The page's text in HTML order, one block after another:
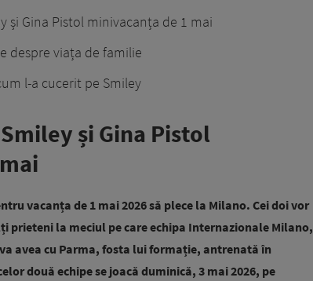
și Gina Pistol minivacanța de 1 mai
despre viața de familie
l-a cucerit pe Smiley
și Gina Pistol
vacanța de 1 mai 2026 să plece la Milano. Cei doi vor
prieteni la meciul pe care echipa Internazionale Milano,
avea cu Parma, fosta lui formație, antrenată în
două echipe se joacă duminică, 3 mai 2026, pe